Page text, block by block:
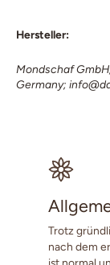
Hersteller:
Mondschaf
Germany;
Trotz
nach dem
ist normal